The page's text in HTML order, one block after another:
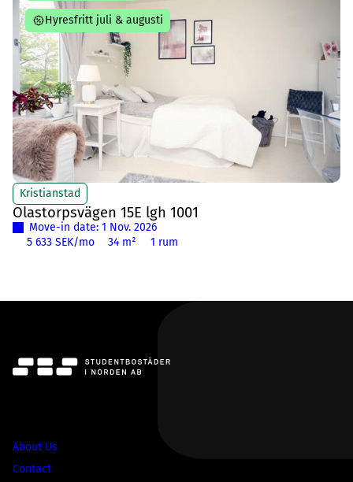
Hyresfritt juli & augusti
Kristianstad
Olastorpsvägen 15E lgh 1001
Move-in date: 1 Nov. 2026
5 633 SEK/mo
34 m² 1 rum
About Us
Contact